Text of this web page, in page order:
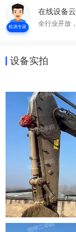
检测专家
在线设备
全行业开放
设备实拍